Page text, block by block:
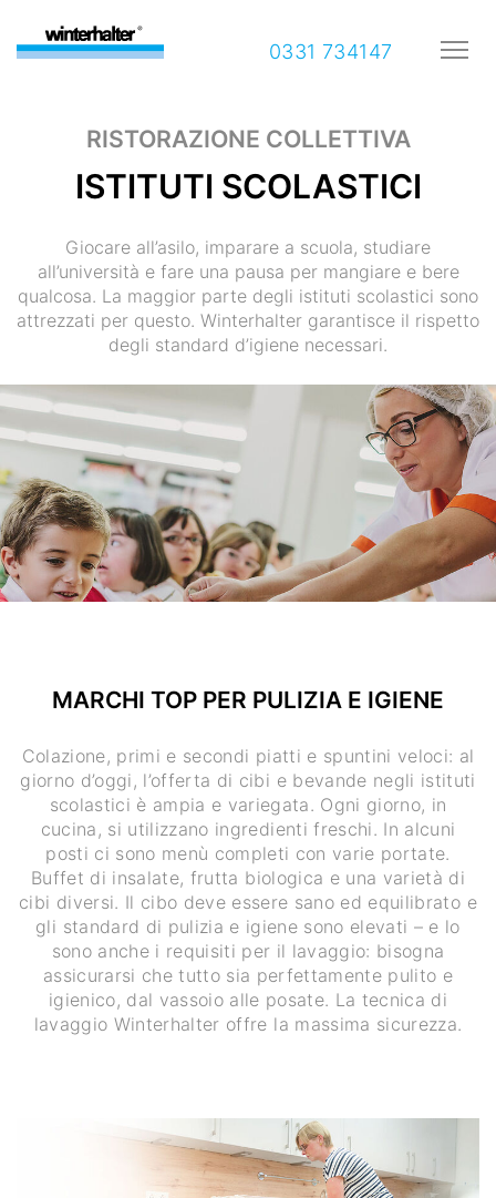
0331 734147
RISTORAZIONE COLLETTIVA
ISTITUTI SCOLASTICI
Giocare all’asilo, imparare a scuola, studiare
all’università e fare una pausa per mangiare e bere
qualcosa. La maggior parte degli istituti scolastici sono
attrezzati per questo. Winterhalter garantisce il rispetto
degli standard d’igiene necessari.
MARCHI TOP PER PULIZIA E IGIENE
Colazione, primi e secondi piatti e spuntini veloci: al
giorno d’oggi, l’offerta di cibi e bevande negli istituti
scolastici è ampia e variegata. Ogni giorno, in
cucina, si utilizzano ingredienti freschi. In alcuni
posti ci sono menù completi con varie portate.
Buffet di insalate, frutta biologica e una varietà di
cibi diversi. Il cibo deve essere sano ed equilibrato e
gli standard di pulizia e igiene sono elevati – e lo
sono anche i requisiti per il lavaggio: bisogna
assicurarsi che tutto sia perfettamente pulito e
igienico, dal vassoio alle posate. La tecnica di
lavaggio Winterhalter offre la massima sicurezza.